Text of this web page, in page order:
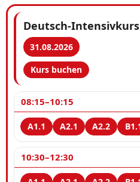
Deutsch-Intensivkurs
31.08.2026
Kurs buchen
08:15–10:15
10:30–12:30